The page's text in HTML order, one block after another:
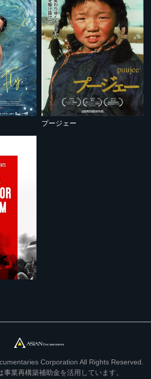
プージェー
Corporation All Rights Reserved.
事業再構築補助金を活用しています。